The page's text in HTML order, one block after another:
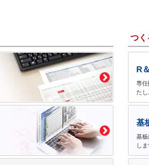
つく
R
専任
たし
基
基板
し